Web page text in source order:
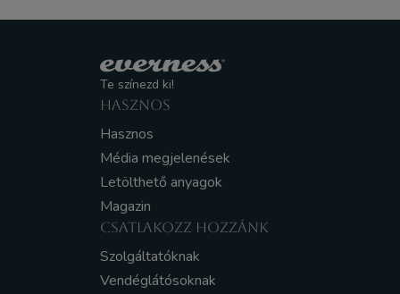
Te színezd ki!
HASZNOS
Hasznos
Média megjelenések
Letölthető anyagok
Magazin
CSATLAKOZZ HOZZÁNK
Szolgáltatóknak
Vendéglátósoknak